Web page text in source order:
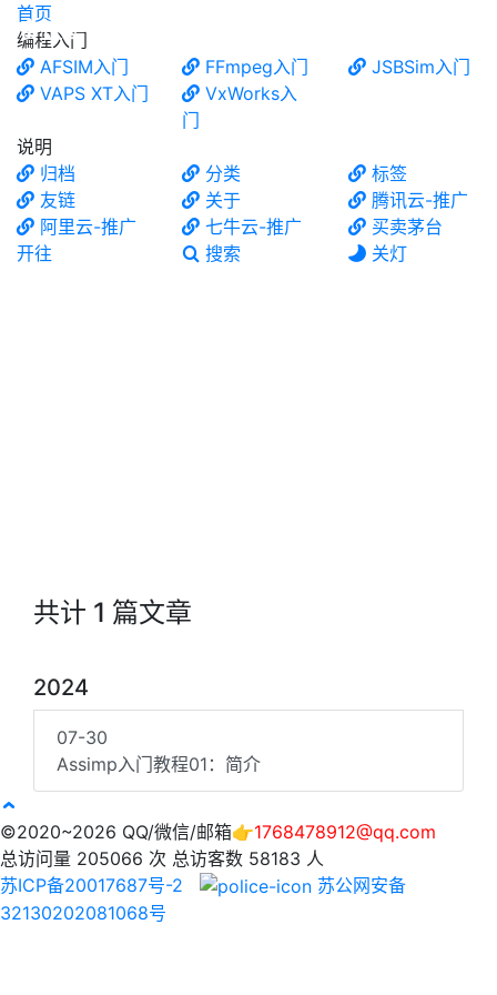
食铁兽
首页
编程入门
AFSIM入门
FFmpeg入门
JSBSim入门
VAPS XT入门
VxWorks入
门
说明
归档
分类
标签
友链
关于
腾讯云-推广
阿里云-推广
七牛云-推广
买卖茅台
开往
搜索 关灯
共计 1 篇文章
2024
07-30
Assimp入门教程01：简介
©2020~2026 QQ/微信/邮箱👉1768478912@qq.com
总访问量 205066 次 总访客数 58183 人
苏ICP备20017687号-2
苏公网安备
32130202081068号